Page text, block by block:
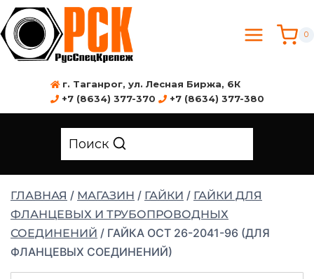
0
г. Таганрог, ул. Лесная Биржа, 6К
+7 (8634) 377-370
+7 (8634) 377-380
Поиск
ГЛАВНАЯ / МАГАЗИН / ГАЙКИ / ГАЙКИ ДЛЯ
ФЛАНЦЕВЫХ И ТРУБОПРОВОДНЫХ
СОЕДИНЕНИЙ / ГАЙКА ОСТ 26-2041-96 (ДЛЯ
ФЛАНЦЕВЫХ СОЕДИНЕНИЙ)